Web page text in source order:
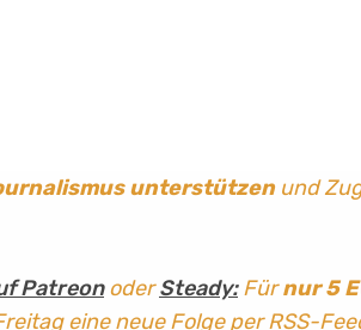
unterstützenund
PatreonoderSteady:Fürnur 5
eine neue Folge per RSS-